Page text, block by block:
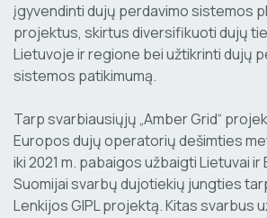
įgyvendinti dujų perdavimo sistemos
projektus, skirtus diversifikuoti dujų
Lietuvoje ir regione bei užtikrinti dujų
sistemos patikimumą.
Tarp svarbiausiųjų „Amber Grid“
Europos dujų operatorių dešimties
iki 2021 m. pabaigos užbaigti Lietuvai ir
Suomijai svarbų dujotiekių jungties
Lenkijos GIPL projektą. Kitas svarbus